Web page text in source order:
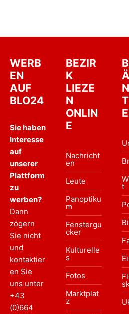
WERB
EN
AUF
BLO24
Sie haben
Interesse
auf
unserer
Plattform
zu
werben?
Dann
zögern
Sie nicht
und
kontaktier
en Sie
uns unter
+43
(0)664
BEZIR
K
LIEZE
N
ONLIN
E
Nachricht
en
Leute
Panoptiku
m
Fenstergu
cker
Kulturelle
s
Fotos
Marktplat
z
t